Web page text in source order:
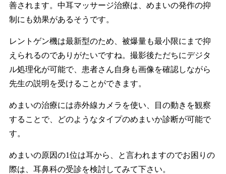
善されます。中耳マッサージ治療は、めまいの発作の抑
制にも効果があるそうです。
レントゲン機は最新型のため、被爆量も最小限にまで抑
えられるのでありがたいですね。撮影後ただちにデジタ
ル処理化が可能で、患者さん自身も画像を確認しながら
先生の説明を受けることができます。
めまいの治療には赤外線カメラを使い、目の動きを観察
することで、どのようなタイプのめまいか診断が可能で
す。
めまいの原因の1位は耳から、と言われますのでお困りの
際は、耳鼻科の受診を検討してみて下さい。